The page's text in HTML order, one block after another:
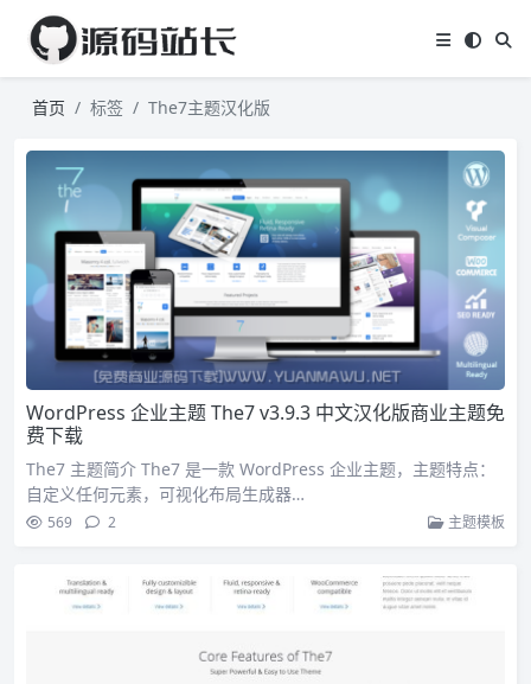
首页 标签 The7主题汉化版
WordPress 企业主题 The7 v3.9.3 中文汉化版商业主题免
费下载
The7 主题简介 The7 是一款 WordPress 企业主题，主题特点：
自定义任何元素，可视化布局生成器…
569 2 主题模板